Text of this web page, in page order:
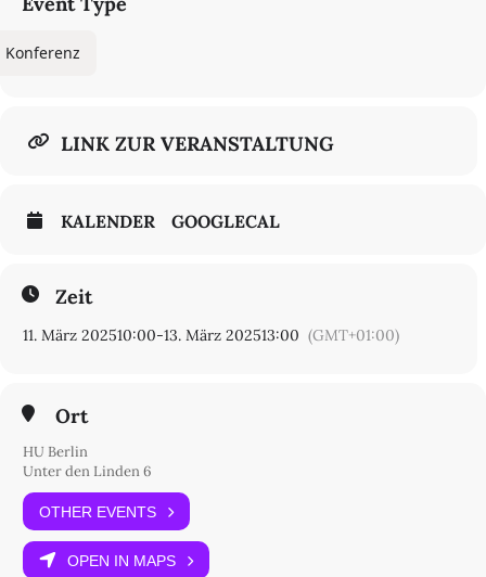
dreisprachig (Deutsch – Englisch – Französisch) statt. Auf dem
Kulturwissenschaften
Konferenz
LINK ZUR VERANSTALTUNG
KALENDER GOOGLECAL
Zeit
11. März 202510:00-13. März 202513:00 (GMT+01:00)
Ort
HU Berlin
Unter den Linden 6
OTHER EVENTS
OPEN IN MAPS